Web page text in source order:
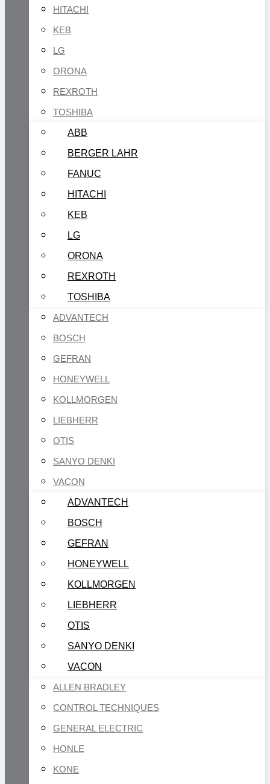
HITACHI
KEB
LG
ORONA
REXROTH
TOSHIBA
ABB
BERGER LAHR
FANUC
HITACHI
KEB
LG
ORONA
REXROTH
TOSHIBA
ADVANTECH
BOSCH
GEFRAN
HONEYWELL
KOLLMORGEN
LIEBHERR
OTIS
SANYO DENKI
VACON
ADVANTECH
BOSCH
GEFRAN
HONEYWELL
KOLLMORGEN
LIEBHERR
OTIS
SANYO DENKI
VACON
ALLEN BRADLEY
CONTROL TECHNIQUES
GENERAL ELECTRIC
HONLE
KONE